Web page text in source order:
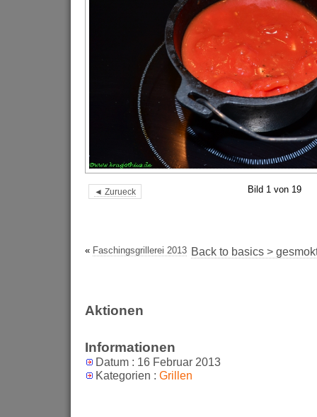
◄ Zurueck Bild 1 von 19
« Faschingsgrillerei 2013 Back to basics >
Aktionen
Informationen
Datum : 16 Februar 2013
Kategorien : Grillen